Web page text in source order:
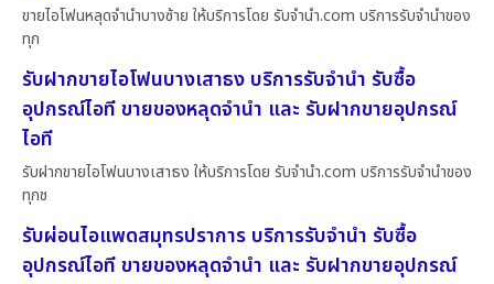
ขายไอโฟนหลุดจำนำบางซ้าย ให้บริการโดย รับจํานํา.com บริการรับจำนำของ
ทุก
รับฝากขายไอโฟนบางเสาธง บริการรับจำนำ รับซื้อ
อุปกรณ์ไอที ขายของหลุดจำนำ และ รับฝากขายอุปกรณ์
ไอที
รับฝากขายไอโฟนบางเสาธง ให้บริการโดย รับจํานํา.com บริการรับจำนำของ
ทุกช
รับผ่อนไอแพดสมุทรปราการ บริการรับจำนำ รับซื้อ
อุปกรณ์ไอที ขายของหลุดจำนำ และ รับฝากขายอุปกรณ์